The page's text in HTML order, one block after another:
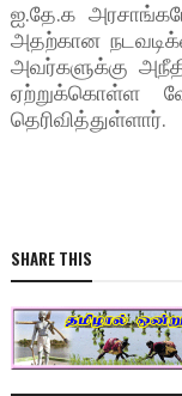
ஐ.தே.க
அதற்கான
அவர்களுக்கு
ஏற்றுக்கொள்ள
தெரிவித்துள்ளார்.
SHARE THIS